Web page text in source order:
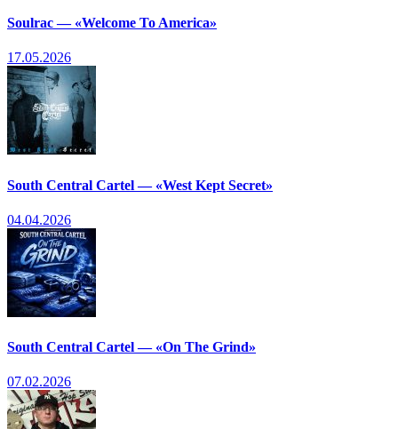
Soulrac — «Welcome To America»
17.05.2026
South Central Cartel — «West Kept Secret»
04.04.2026
South Central Cartel — «On The Grind»
07.02.2026